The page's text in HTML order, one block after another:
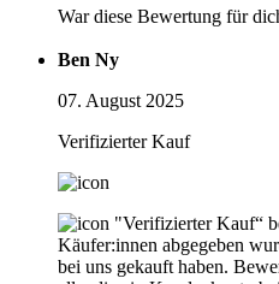
War diese Bewertung für
Ben Ny
07. August 2025
Verifizierter Kauf
"Verifizierter Kauf“
Käufer:innen abgegeben
bei uns gekauft haben.